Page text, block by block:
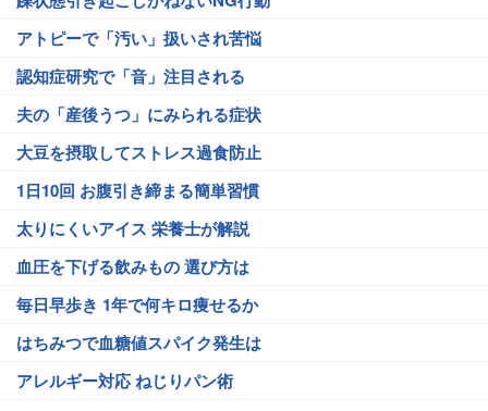
アトピーで「汚い」扱いされ苦悩
認知症研究で「音」注目される
夫の「産後うつ」にみられる症状
大豆を摂取してストレス過食防止
1日10回 お腹引き締まる簡単習慣
太りにくいアイス 栄養士が解説
血圧を下げる飲みもの 選び方は
毎日早歩き 1年で何キロ痩せるか
はちみつで血糖値スパイク発生は
アレルギー対応 ねじりパン術